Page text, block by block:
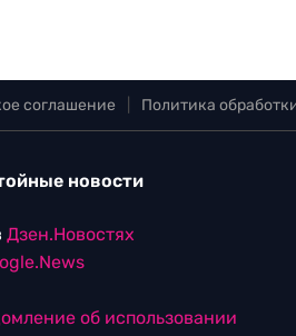
соглашение Политика
новости
Дзен.Новостях
об использовании